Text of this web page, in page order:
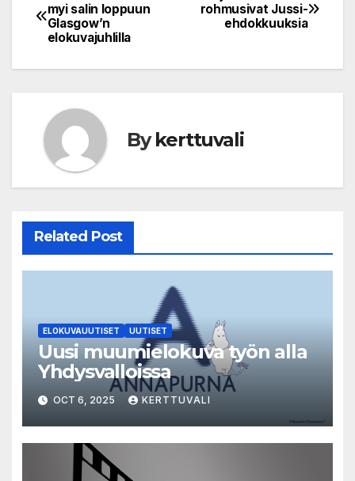
navigation
rohmusivat Jussi-
ehdokkuuksia
myi salin loppuun
Glasgow’n
elokuvajuhlilla
Bykerttuvali
Related Post
ELOKUVAUUTISET UUTISET
Uusi muumielokuva työn alla
Yhdysvalloissa
OCT 6, 2025 KERTTUVALI